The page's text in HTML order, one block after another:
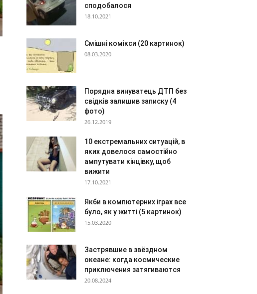
сподобалося
18.10.2021
Смішні комікси (20 картинок)
08.03.2020
Порядна винуватець ДТП без
свідків залишив записку (4
фото)
26.12.2019
10 екстремальних ситуацій, в
яких довелося самостійно
ампутувати кінцівку, щоб
вижити
17.10.2021
Якби в компютерних іграх все
було, як у житті (5 картинок)
15.03.2020
Застрявшие в звёздном
океане: когда космические
приключения затягиваются
20.08.2024